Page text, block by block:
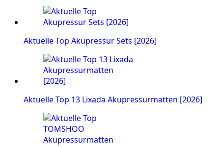
Aktuelle Top Akupressur Sets [2026]
Aktuelle Top 13 Lixada Akupressurmatten [2026]